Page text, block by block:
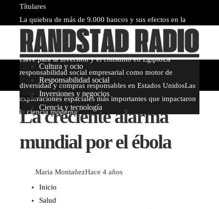
Títulares
La quiebra de más de 9.000 bancos y sus efectos en la
regulación
Expansión y comercio en los grandes imperios
antes de la era industrial
Por qué controlar la inflación es
clave para la inversión y el consumo en EgiptoLa
responsabilidad social empresarial como motor de
diversidad y compras responsables en Estados UnidosLas
exploraciones espaciales más importantes que impactaron
la ciencia moderna
jueves, agosto 6
Cultura y ocio
Responsabilidad social
Inversiones y negocios
Ciencia y tecnología
Salud
La creciente alarma
mundial por el ébola
Maria MontañezHace 4 años
Inicio
Salud